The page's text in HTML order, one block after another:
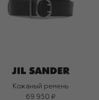
Кожаный ремень
69 950 ₽